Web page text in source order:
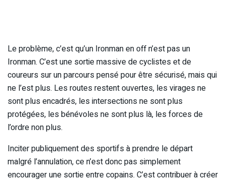
Le problème, c’est qu’un Ironman en off n’est pas un
Ironman. C’est une sortie massive de cyclistes et de
coureurs sur un parcours pensé pour être sécurisé, mais qui
ne l’est plus. Les routes restent ouvertes, les virages ne
sont plus encadrés, les intersections ne sont plus
protégées, les bénévoles ne sont plus là, les forces de
l’ordre non plus.
Inciter publiquement des sportifs à prendre le départ
malgré l’annulation, ce n’est donc pas simplement
encourager une sortie entre copains. C’est contribuer à créer